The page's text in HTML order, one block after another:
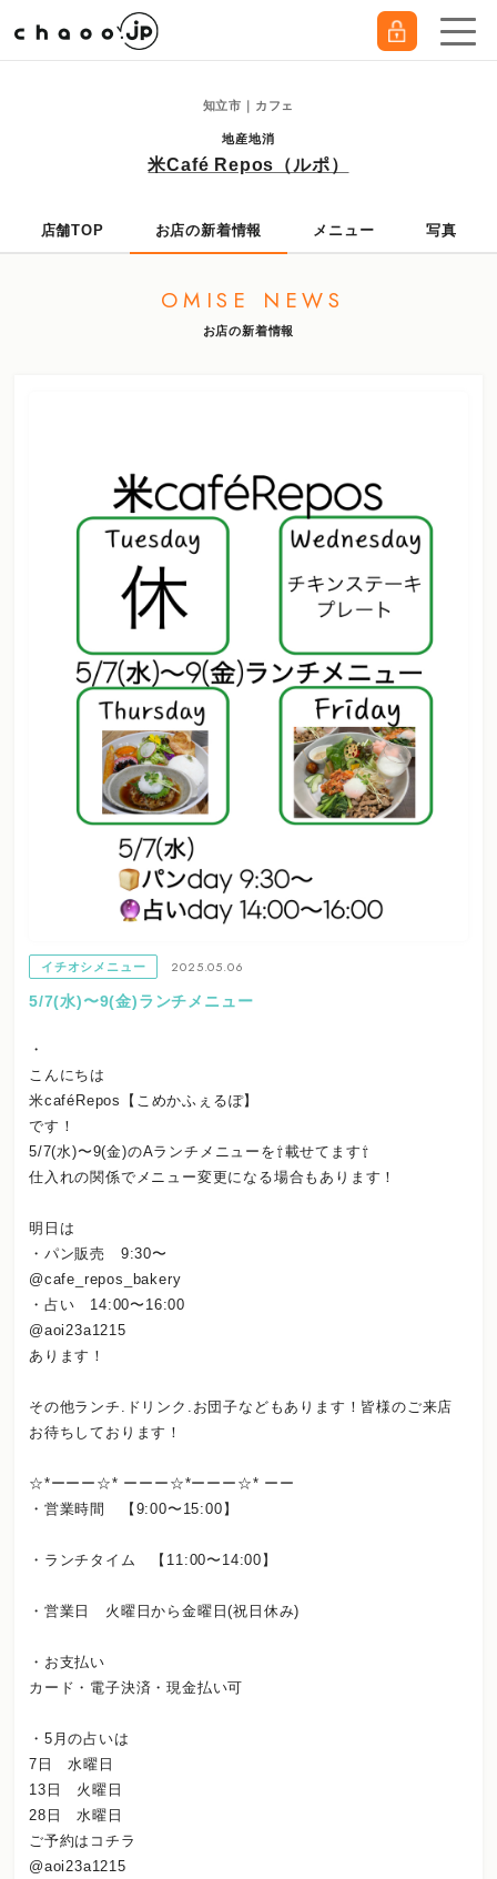
知立市｜カフェ
地産地消
米Café Repos（ルポ）
店舗TOP お店の新着情報 メニュー 写真
OMISE NEWS
お店の新着情報
イチオシメニュー
2025.05.06
5/7(水)〜9(金)ランチメニュー
・
こんにちは
米caféRepos【こめかふぇるぽ】
です！
5/7(水)〜9(金)のAランチメニューを⇧載せてます⇧
仕入れの関係でメニュー変更になる場合もあります！
明日は
・パン販売 9:30〜
@cafe_repos_bakery
・占い 14:00〜16:00
@aoi23a1215
あります！
その他ランチ.ドリンク.お団子などもあります！皆様のご来店
お待ちしております！
☆*ーーー☆* ーーー☆*ーーー☆* ーー
・営業時間 【9:00〜15:00】
・ランチタイム 【11:00〜14:00】
・営業日 火曜日から金曜日(祝日休み)
・お支払い
カード・電子決済・現金払い可
・5月の占いは
7日 水曜日
13日 火曜日
28日 水曜日
ご予約はコチラ
@aoi23a1215